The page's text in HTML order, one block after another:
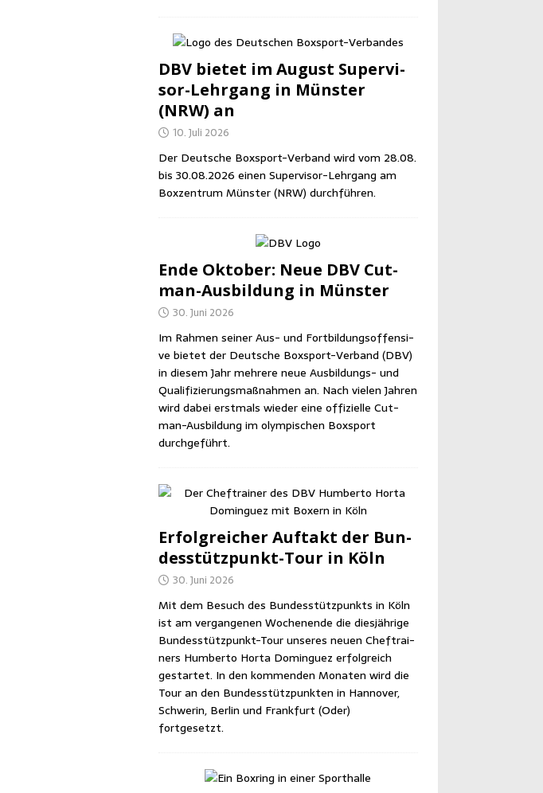
DBV bie­tet im August Super­vi­
sor-Lehr­gang in Müns­ter
(NRW) an
10. Juli 2026
Der Deut­sche Box­sport-Ver­band wird vom 28.08.
bis 30.08.2026 einen Super­vi­sor-Lehr­gang am
Box­zen­trum Müns­ter (NRW) durchführen.
Ende Okto­ber: Neue DBV Cut­
man-Aus­bil­dung in Münster
30. Juni 2026
Im Rah­men sei­ner Aus- und Fort­bil­dungs­of­fen­si­
ve bie­tet der Deut­sche Box­sport-Ver­band (DBV)
in die­sem Jahr meh­re­re neue Aus­bil­dungs- und
Qua­li­fi­zie­rungs­maß­nah­men an. Nach vie­len Jah­ren
wird dabei erst­mals wie­der eine offi­zi­el­le Cut­
man-Aus­bil­dung im olym­pi­schen Box­sport
durchgeführt.
Erfolg­rei­cher Auf­takt der Bun­
des­stütz­punkt-Tour in Köln
30. Juni 2026
Mit dem Besuch des Bun­des­stütz­punkts in Köln
ist am ver­gan­ge­nen Wochen­en­de die dies­jäh­ri­ge
Bun­des­stütz­punkt-Tour unse­res neu­en Chef­trai­
ners Hum­ber­to Horta Dom­in­guez erfolg­reich
gestar­tet. In den kom­men­den Mona­ten wird die
Tour an den Bun­des­stütz­punk­ten in Han­no­ver,
Schwe­rin, Ber­lin und Frank­furt (Oder)
fortgesetzt.